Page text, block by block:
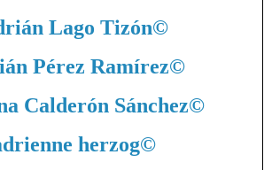
Lago Tizón©
Pérez Ramírez©
Calderón Sánchez©
herzog©